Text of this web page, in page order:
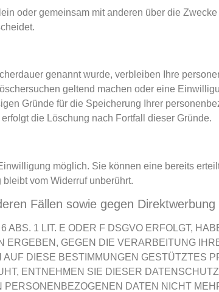
oder gemeinsam mit anderen über die
genannt wurde, verbleiben Ihre
geltend machen oder eine
Gründe für die Speicherung Ihrer
die Löschung nach Fortfall dieser Gründe.
möglich. Sie können eine bereits
vom Widerruf unberührt.
Fällen sowie gegen
1 LIT. E ODER F DSGVO ERFOLGT,
GEGEN DIE VERARBEITUNG
DIESE BESTIMMUNGEN GESTÜTZTES
ENTNEHMEN SIE DIESER
DATEN NICHT